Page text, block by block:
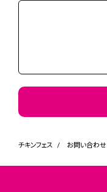
チキンフェス お問い合わせ